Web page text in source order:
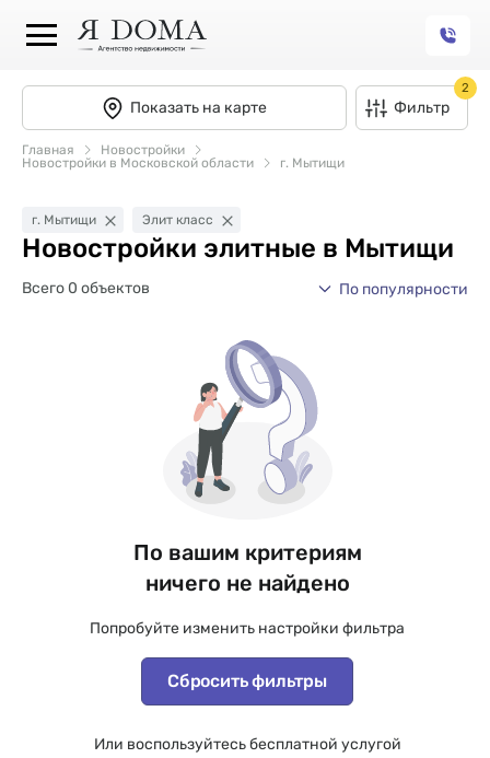
Показать на карте Фильтр
2
Главная
Новостройки
Новостройки в Московской области
г. Мытищи
г. Мытищи Элит класс
Новостройки элитные в Мытищи
Всего 0 объектов По популярности
По вашим критериям
ничего не найдено
Попробуйте изменить настройки фильтра
Сбросить фильтры
Или воспользуйтесь бесплатной услугой